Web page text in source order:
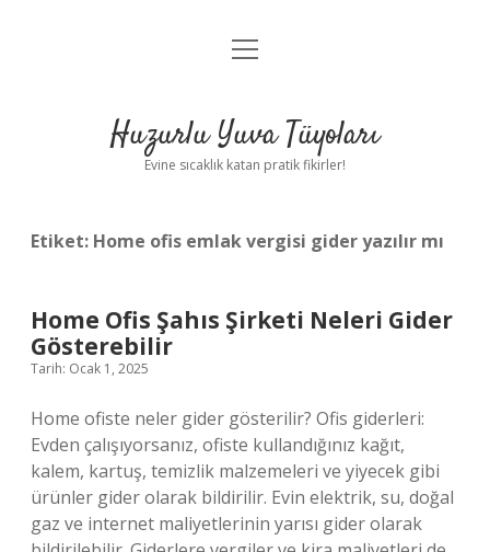
Anasayfa
Yasal Uyarı
menüyü
Huzurlu Yuva Tüyoları
Evine sıcaklık katan pratik fikirler!
Etiket: Home ofis emlak vergisi gider yazılır mı
Home Ofis Şahıs Şirketi Neleri Gider
Gösterebilir
Tarih: Ocak 1, 2025
Home ofiste neler gider gösterilir? Ofis giderleri:
Evden çalışıyorsanız, ofiste kullandığınız kağıt,
kalem, kartuş, temizlik malzemeleri ve yiyecek gibi
ürünler gider olarak bildirilir. Evin elektrik, su, doğal
gaz ve internet maliyetlerinin yarısı gider olarak